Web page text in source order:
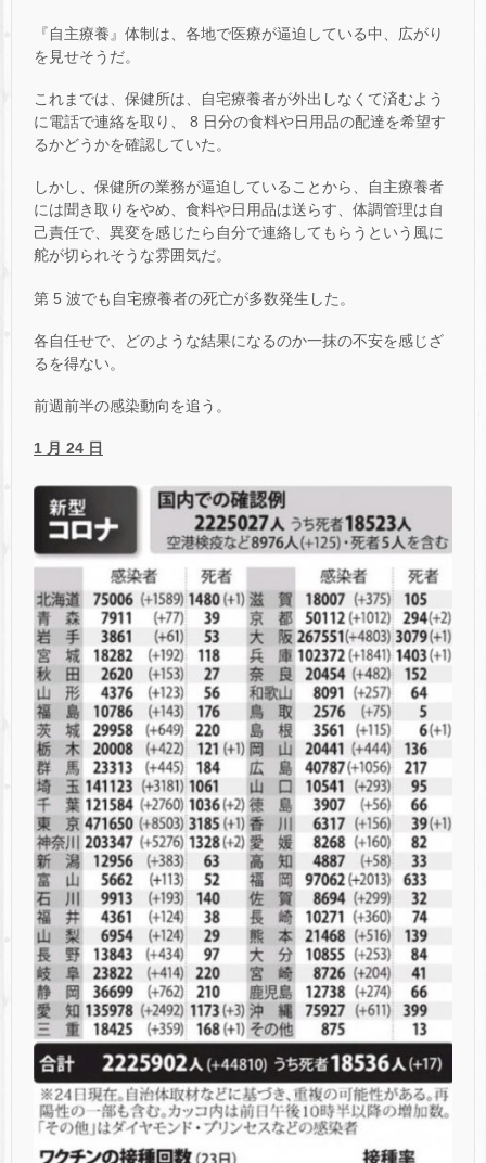
『自主療養』体制は、各地で医療が逼迫している中、広がり
を見せそうだ。
これまでは、保健所は、自宅療養者が外出しなくて済むよう
に電話で連絡を取り、 8 日分の食料や日用品の配達を希望す
るかどうかを確認していた。
しかし、保健所の業務が逼迫していることから、自主療養者
には聞き取りをやめ、食料や日用品は送らす、体調管理は自
己責任で、異変を感じたら自分で連絡してもらうという風に
舵が切られそうな雰囲気だ。
第 5 波でも自宅療養者の死亡が多数発生した。
各自任せで、どのような結果になるのか一抹の不安を感じざ
るを得ない。
前週前半の感染動向を追う。
1 月 24 日